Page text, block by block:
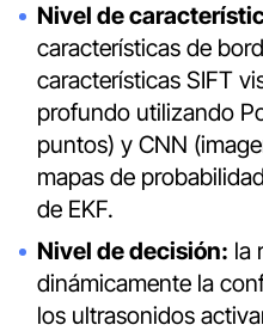
Nivel de
características de
características SIFT
profundo utilizando
puntos) y CNN
mapas de
de EKF.
Nivel de decisión: la
dinámicamente la
los ultrasonidos